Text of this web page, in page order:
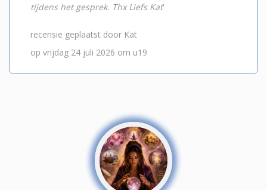
tijdens het gesprek. Thx Liefs Kat'
recensie geplaatst door Kat
op vrijdag 24 juli 2026 om u19